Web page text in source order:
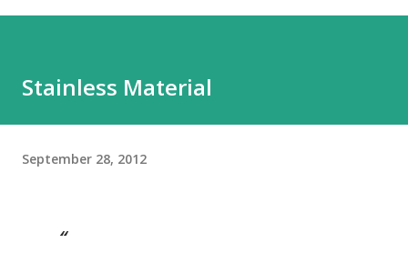
Stainless Material
September 28, 2012